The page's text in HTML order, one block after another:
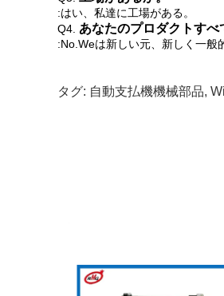
:はい、私達に工場がある。
Q4. あなたのプロダクトすべ
:No.Weは新しい元、新しく一般
タグ: 自動支払機機械部品,